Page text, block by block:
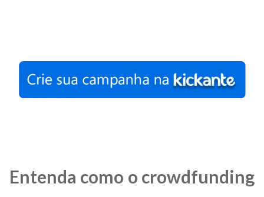
Entenda como o crowdfunding